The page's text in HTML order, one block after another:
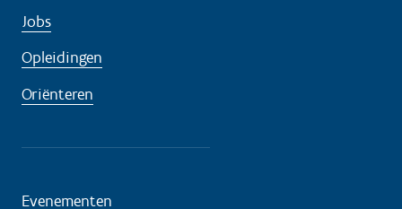
Jobs
Opleidingen
Oriënteren
Evenementen